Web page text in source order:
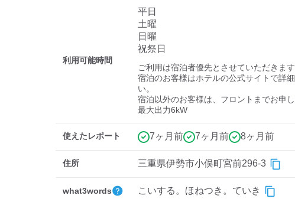
利用可能時間
平日
土曜
日曜
祝祭日
ご利用は宿泊者優先とさせていただきます
宿泊のお客様はホテルの公式サイトで詳
い。
宿泊以外のお客様は、フロントまでお申し
最大出力6kW
使えたレポート 7ヶ月前 7ヶ月前 8ヶ月前
住所 三重県伊勢市小俣町宮前296-3
what3words こいする。ほねつき。ていき